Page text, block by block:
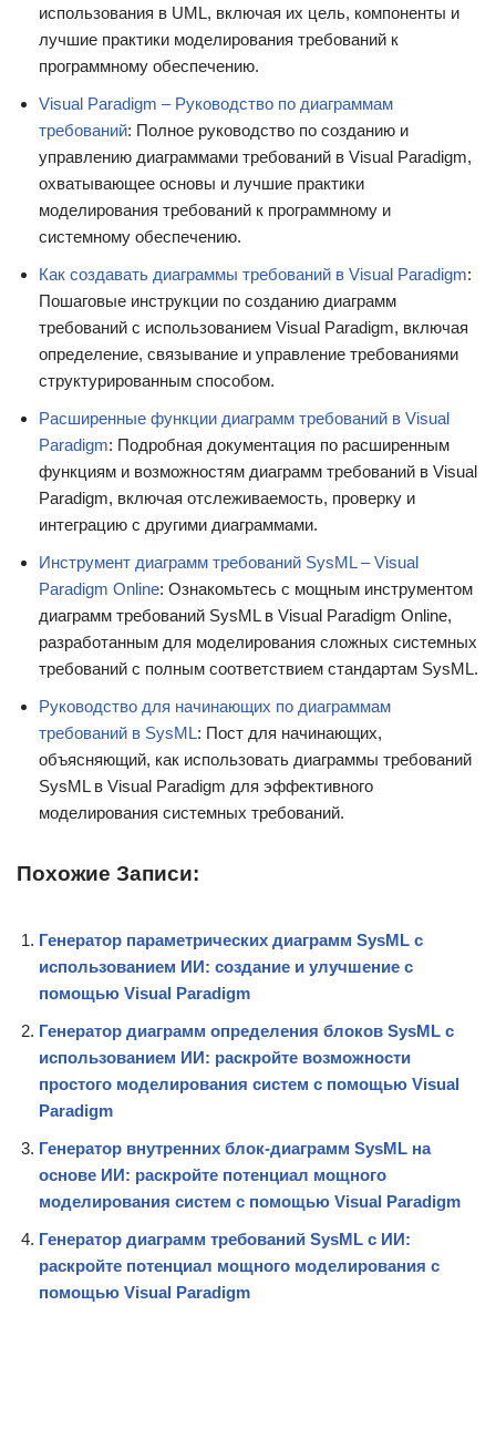
использования в UML, включая их цель, компоненты и
лучшие практики моделирования требований к
программному обеспечению.
Visual Paradigm – Руководство по диаграммам
требований: Полное руководство по созданию и
управлению диаграммами требований в Visual Paradigm,
охватывающее основы и лучшие практики
моделирования требований к программному и
системному обеспечению.
Как создавать диаграммы требований в Visual Paradigm:
Пошаговые инструкции по созданию диаграмм
требований с использованием Visual Paradigm, включая
определение, связывание и управление требованиями
структурированным способом.
Расширенные функции диаграмм требований в Visual
Paradigm: Подробная документация по расширенным
функциям и возможностям диаграмм требований в Visual
Paradigm, включая отслеживаемость, проверку и
интеграцию с другими диаграммами.
Инструмент диаграмм требований SysML – Visual
Paradigm Online: Ознакомьтесь с мощным инструментом
диаграмм требований SysML в Visual Paradigm Online,
разработанным для моделирования сложных системных
требований с полным соответствием стандартам SysML.
Руководство для начинающих по диаграммам
требований в SysML: Пост для начинающих,
объясняющий, как использовать диаграммы требований
SysML в Visual Paradigm для эффективного
моделирования системных требований.
Похожие Записи:
Генератор параметрических диаграмм SysML с
использованием ИИ: создание и улучшение с
помощью Visual Paradigm
Генератор диаграмм определения блоков SysML с
использованием ИИ: раскройте возможности
простого моделирования систем с помощью Visual
Paradigm
Генератор внутренних блок-диаграмм SysML на
основе ИИ: раскройте потенциал мощного
моделирования систем с помощью Visual Paradigm
Генератор диаграмм требований SysML с ИИ:
раскройте потенциал мощного моделирования с
помощью Visual Paradigm